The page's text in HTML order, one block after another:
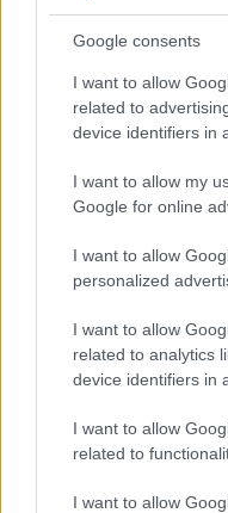
Google consents
I want to allow
related to
device identifiers in
I want to allow my
Google for online
I want to allow
personalized
I want to allow
related to analytics
device identifiers in
I want to allow
related to
I want to allow